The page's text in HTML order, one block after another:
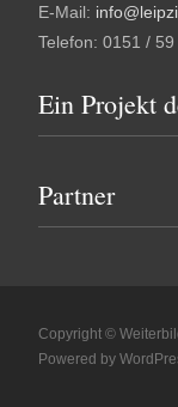
E-Mail:
Telefon: 0151 /
Ein Projekt
Partner
Copyright ©
Powered by